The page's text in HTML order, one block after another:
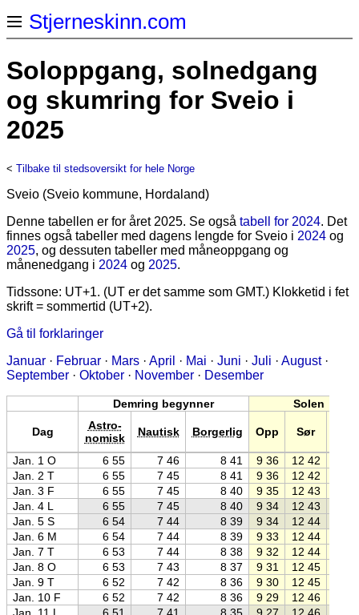
Stjerneskinn.com
Soloppgang, solnedgang
og skumring for Sveio i
2025
< Tilbake til stedsoversikt for hele Norge
Sveio (Sveio kommune, Hordaland)
Denne tabellen er for året 2025. Se også tabell for 2024. Det
finnes også tabeller med dagens lengde for Sveio i 2024 og
2025, og dessuten tabeller med måneoppgang og
månenedgang i 2024 og 2025.
Tidssone: UT+1. (UT er det samme som GMT.) Klokketid i fet
skrift = sommertid (UT+2).
Gå til forklaringer
Januar · Februar · Mars · April · Mai · Juni · Juli · August·
September · Oktober · November · Desember
Demring begynner Solen
Dag
Astro-
nomisk
Nautisk Borgerlig Opp Sør
Jan. 1 O 6 55 7 46 8 41 9 36 12 42
Jan. 2 T
6 55 7 45 8 41 9 36 12 42
Jan. 3 F
6 55 7 45 8 40 9 35 12 43
Jan. 4 L
6 55 7 45 8 40 9 34 12 43
Jan. 5 S
6 54 7 44 8 39 9 34 12 44
Jan. 6 M
6 54 7 44 8 39 9 33 12 44
Jan. 7 T
6 53 7 44 8 38 9 32 12 44
Jan. 8 O
6 53 7 43 8 37 9 31 12 45
Jan. 9 T
6 52 7 42 8 36 9 30 12 45
Jan. 10 F
6 52 7 42 8 36 9 29 12 46
Jan. 11 L
6 51 7 41 8 35 9 27 12 46